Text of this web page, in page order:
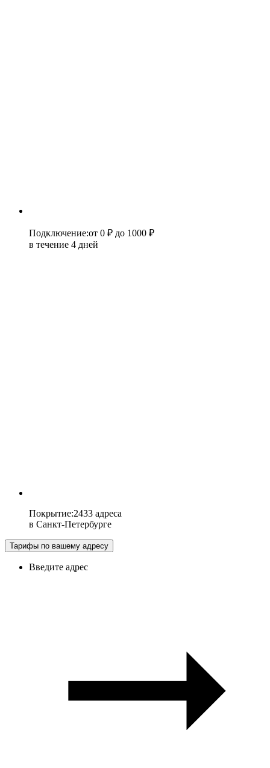
Подключение:от 0 ₽ до 1000 ₽
в течение 4 дней
Покрытие:2433 адреса
в Санкт-Петербурге
Тарифы по вашему адресу
Введите адрес